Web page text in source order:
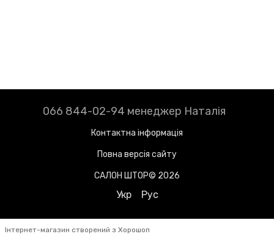
066 844-02-94 менеджер Наталія
Контактна інформація
Повна версія сайту
САЛОН ШТОР© 2026
Укр Рус
Інтернет-магазин створений з Хорошоп